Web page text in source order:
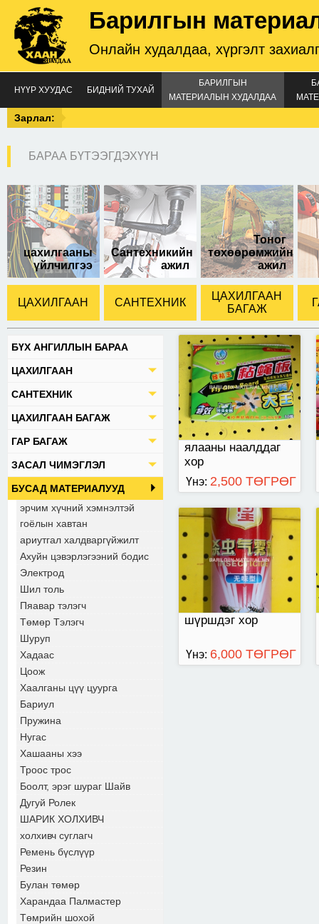
Барилгын
Онлайн худалдаа, хүргэлт
НҮҮР ХУУДАС БИДНИЙ ТУХАЙ
БАРИЛГЫН
МАТЕРИАЛЫН ХУДАЛДАА
Зарлал:
БАРАА БҮТЭЭГДЭХҮҮН
цахилгааны
үйлчилгээ
Сантехникийн
ажил
Тоног
төхөөрөмжийн
ажил
ЦАХИЛГААН САНТЕХНИК
ЦАХИЛГААН
БАГАЖ
БҮХ АНГИЛЛЫН БАРАА
ЦАХИЛГААН
САНТЕХНИК
ЦАХИЛГААН БАГАЖ
ГАР БАГАЖ
ЗАСАЛ ЧИМЭГЛЭЛ
БУСАД МАТЕРИАЛУУД
эрчим хүчний хэмнэлтэй
гоёлын хавтан
ариутгал халдваргүйжилт
Ахуйн цэвэрлэгээний бодис
Электрод
Шил толь
Пяавар тэлэгч
Төмөр Тэлэгч
Шуруп
Хадаас
Цоож
Хаалганы цүү цуурга
Бариул
Пружина
Нугас
Хашааны хээ
Троос трос
Боолт, эрэг шураг Шайв
Дугуй Ролек
ШАРИК ХОЛХИВЧ
холхивч суглагч
Ремень бүслүүр
Резин
Булан төмөр
Харандаа Палмастер
Төмрийн шохой
ялааны наалддаг
хор
ялааны наалддаг хор
Үнэ: 2,500 ТӨГРӨГ
шүршдэг хор
Бясаа , жоом , цагаан
эрвээхэй , ялаа
устгах зориулттай.
Үнэ: 6,000 ТӨГРӨГ